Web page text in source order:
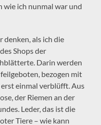
wie ich nunmal war und
denken, als ich die
Shops der
Darin werden
bezogen mit
erst einmal verblüfft. Aus
der Riemen an der
Leder, das ist die
Tiere – wie kann